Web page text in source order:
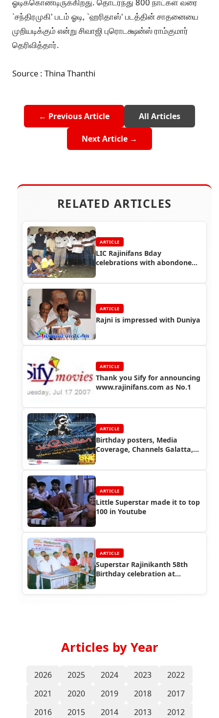
`சந்திரமுகி' படம் ஓடி, `ஹரிதாஸ்' படத்தின் சாதனையை
முறியடிக்கும் என்று சிவாஜி புரொடக்ஷன்ஸ் ராம்குமார்
தெரிவித்தார்.
Source : Thina Thanthi
← Previous Article All Articles
Next Article →
RELATED ARTICLES
ARTICLE
LIC Rajinifans Bday
celebrations with abondoned
ARTICLE
Rajni is impressed with Duniya
ARTICLE
Thank you Sify for announcing
www.rajinifans.com as No.1
ARTICLE
Birthday posters, Media
Coverage, Channels Galatta,
ARTICLE
Little Superstar made it to top
100 in Youtube
ARTICLE
Superstar Rajinikanth 58th
Birthday celebration at
Articles by Year
2026 2025 2024 2023
2022
2021
2020 2019 2018
2017
2016
2015 2014 2013
2012